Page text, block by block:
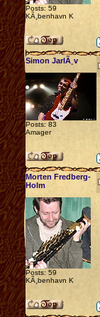
Posts: 59
KÃ¸benhavn K
Simon JarlÃ¸v
Posts: 83
Amager
Morten Fredberg-
Holm
Posts: 59
KÃ¸benhavn K